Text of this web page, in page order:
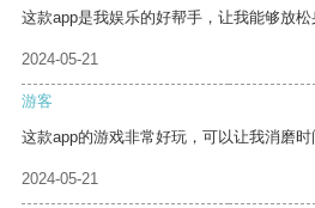
这款app是我娱乐的好帮手，让我能够放松
2024-05-21
游客
这款app的游戏非常好玩，可以让我消磨时
2024-05-21